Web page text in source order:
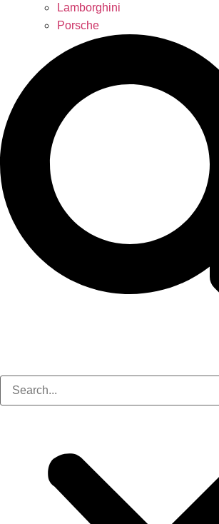
Lamborghini
Porsche